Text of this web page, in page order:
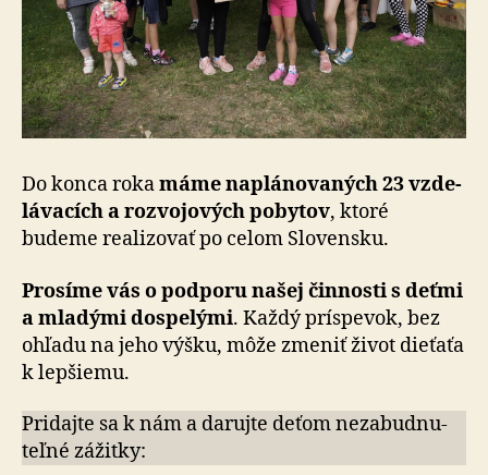
Do konca rokamáme naplánovaných 23 vzde­
lá­va­cích a roz­vo­jo­vých pobytov, ktoré
budeme realizovať po celom Slovensku.
Prosíme vás o podporu našej činnosti s deťmi
a mladými dospelými. Každý príspevok, bez
ohľadu na jeho výšku, môže zmeniť život dieťaťa
k lepšiemu.
Pridajte sa k nám a darujte deťom ne­za­bud­nu­
teľ­né zážitky: